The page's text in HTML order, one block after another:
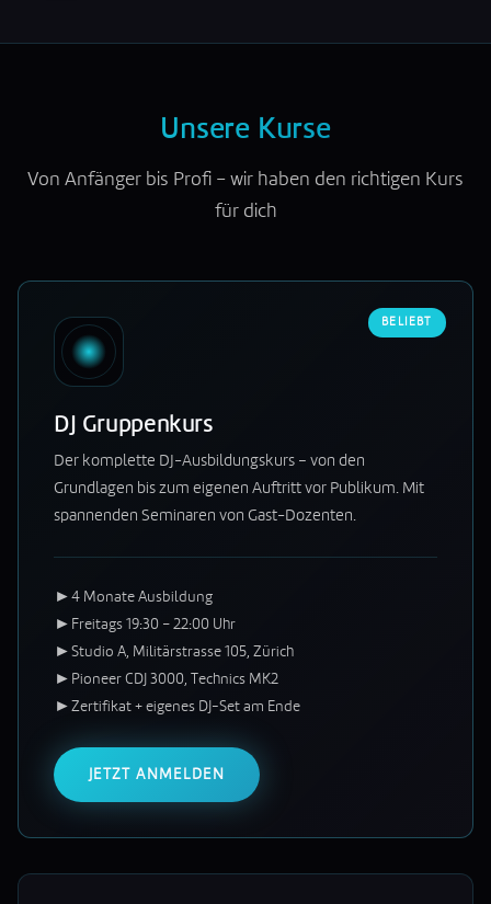
Unsere Kurse
Von Anfänger bis Profi – wir haben den richtigen Kurs
für dich
BELIEBT
DJ Gruppenkurs
Der komplette DJ-Ausbildungskurs – von den
Grundlagen bis zum eigenen Auftritt vor Publikum. Mit
spannenden Seminaren von Gast-Dozenten.
► 4 Monate Ausbildung
► Freitags 19:30 – 22:00 Uhr
► Studio A, Militärstrasse 105, Zürich
► Pioneer CDJ 3000, Technics MK2
► Zertifikat + eigenes DJ-Set am Ende
JETZT ANMELDEN